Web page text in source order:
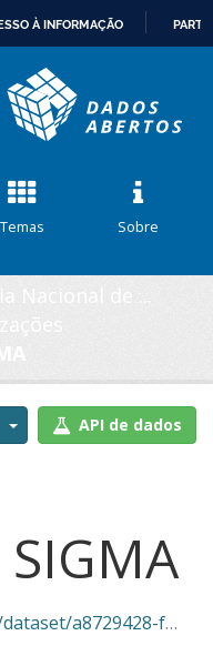
À INFORMAÇÃO
Temas Sobre
API de dados
41b1-807a-177bf642bb1e/download/04-2026_horarios_sigma.csv